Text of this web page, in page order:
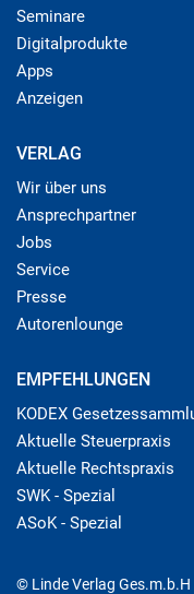
Seminare
Digitalprodukte
Apps
Anzeigen
VERLAG
Wir über uns
Ansprechpartner
Jobs
Service
Presse
Autorenlounge
EMPFEHLUNGEN
KODEX
Aktuelle Steuerpraxis
Aktuelle Rechtspraxis
SWK - Spezial
ASoK - Spezial
© Linde Verlag Ges.m.b.H